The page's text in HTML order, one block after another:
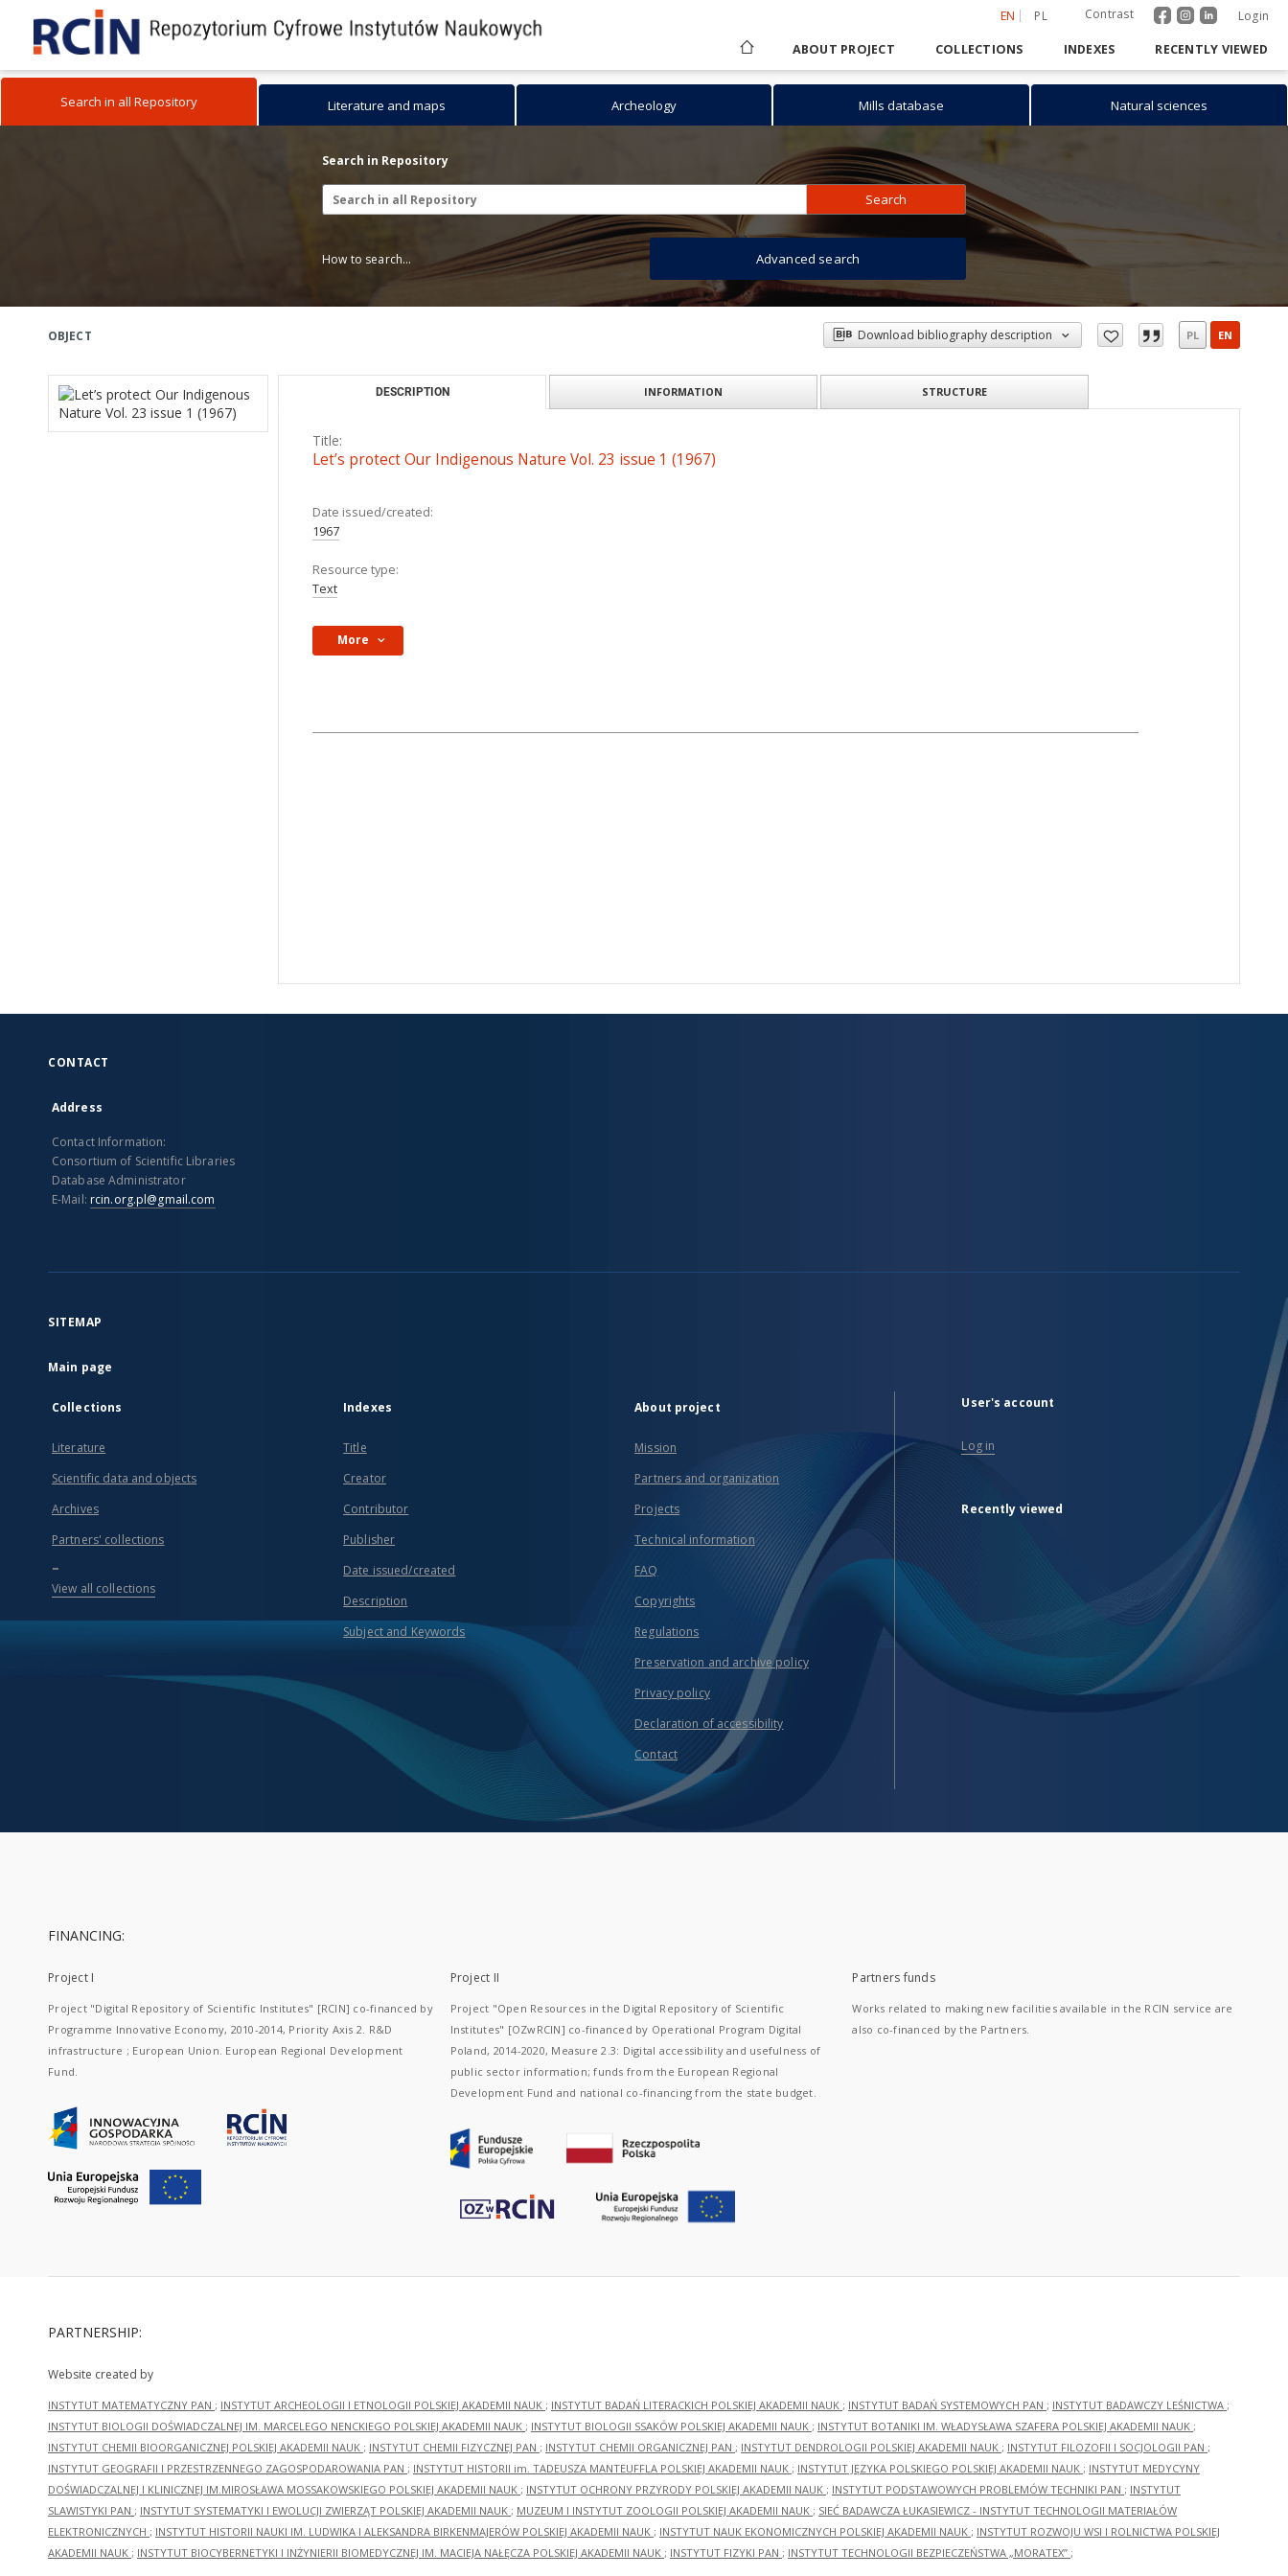
EN PL Contrast Login
ABOUT PROJECT COLLECTIONS INDEXES RECENTLY VIEWED
Search in all Repository Literature and maps Archeology Mills database Natural sciences
Search in Repository
Search
How to search... Advanced search
OBJECT Download bibliography description PL EN
DESCRIPTION INFORMATION STRUCTURE
Title:
Let’s protect Our Indigenous Nature Vol. 23 issue 1 (1967)
Date issued/created:
1967
Resource type:
Text
More
CONTACT
Address
Contact Information:
Consortium of Scientific Libraries
Database Administrator
E-Mail: rcin.org.pl@gmail.com
SITEMAP
Main page
Collections
Literature
Scientific data and objects
Archives
Partners' collections
...
View all collections
Indexes
Title
Creator
Contributor
Publisher
Date issued/created
Description
Subject and Keywords
About project
Mission
Partners and organization
Projects
Technical information
FAQ
Copyrights
Regulations
Preservation and archive policy
Privacy policy
Declaration of accessibility
Contact
User's account
Log in
Recently viewed
FINANCING:
Project I
Project "Digital Repository of Scientific Institutes" [RCIN] co-financed by
Programme Innovative Economy, 2010-2014, Priority Axis 2. R&D
infrastructure ; European Union. European Regional Development
Fund.
Project II
Project "Open Resources in the Digital Repository of Scientific
Institutes" [OZwRCIN] co-financed by Operational Program Digital
Poland, 2014-2020, Measure 2.3: Digital accessibility and usefulness of
public sector information; funds from the European Regional
Development Fund and national co-financing from the state budget.
Partners funds
Works related to making new facilities available in the RCIN service are
also co-financed by the Partners.
PARTNERSHIP:
Website created by
INSTYTUT MATEMATYCZNY PAN ; INSTYTUT ARCHEOLOGII I ETNOLOGII POLSKIEJ AKADEMII NAUK ; INSTYTUT BADAŃ LITERACKICH POLSKIEJ AKADEMII NAUK ; INSTYTUT BADAŃ SYSTEMOWYCH PAN ; INSTYTUT BADAWCZY LEŚNICTWA ;
INSTYTUT BIOLOGII DOŚWIADCZALNEJ IM. MARCELEGO NENCKIEGO POLSKIEJ AKADEMII NAUK ; INSTYTUT BIOLOGII SSAKÓW POLSKIEJ AKADEMII NAUK ; INSTYTUT BOTANIKI IM. WŁADYSŁAWA SZAFERA POLSKIEJ AKADEMII NAUK ;
INSTYTUT CHEMII BIOORGANICZNEJ POLSKIEJ AKADEMII NAUK ; INSTYTUT CHEMII FIZYCZNEJ PAN ; INSTYTUT CHEMII ORGANICZNEJ PAN ; INSTYTUT DENDROLOGII POLSKIEJ AKADEMII NAUK ; INSTYTUT FILOZOFII I SOCJOLOGII PAN ;
INSTYTUT GEOGRAFII I PRZESTRZENNEGO ZAGOSPODAROWANIA PAN ; INSTYTUT HISTORII im. TADEUSZA MANTEUFFLA POLSKIEJ AKADEMII NAUK ; INSTYTUT JĘZYKA POLSKIEGO POLSKIEJ AKADEMII NAUK ; INSTYTUT MEDYCYNY
DOŚWIADCZALNEJ I KLINICZNEJ IM.MIROSŁAWA MOSSAKOWSKIEGO POLSKIEJ AKADEMII NAUK ; INSTYTUT OCHRONY PRZYRODY POLSKIEJ AKADEMII NAUK ; INSTYTUT PODSTAWOWYCH PROBLEMÓW TECHNIKI PAN ; INSTYTUT
SLAWISTYKI PAN ; INSTYTUT SYSTEMATYKI I EWOLUCJI ZWIERZĄT POLSKIEJ AKADEMII NAUK ; MUZEUM I INSTYTUT ZOOLOGII POLSKIEJ AKADEMII NAUK ; SIEĆ BADAWCZA ŁUKASIEWICZ - INSTYTUT TECHNOLOGII MATERIAŁÓW
ELEKTRONICZNYCH ; INSTYTUT HISTORII NAUKI IM. LUDWIKA I ALEKSANDRA BIRKENMAJERÓW POLSKIEJ AKADEMII NAUK ; INSTYTUT NAUK EKONOMICZNYCH POLSKIEJ AKADEMII NAUK ; INSTYTUT ROZWOJU WSI I ROLNICTWA POLSKIEJ
AKADEMII NAUK ; INSTYTUT BIOCYBERNETYKI I INŻYNIERII BIOMEDYCZNEJ IM. MACIEJA NAŁĘCZA POLSKIEJ AKADEMII NAUK ; INSTYTUT FIZYKI PAN ; INSTYTUT TECHNOLOGII BEZPIECZEŃSTWA „MORATEX” ;